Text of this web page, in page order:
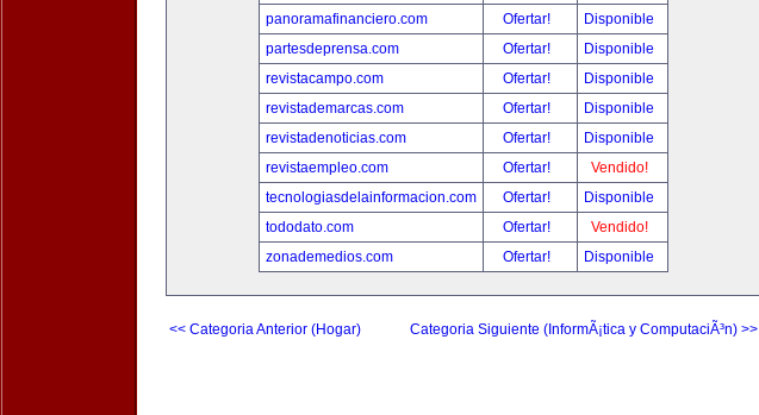
panoramafinanciero.com
Ofertar!
Disponible
partesdeprensa.com
Ofertar!
Disponible
revistacampo.com
Ofertar!
Disponible
revistademarcas.com
Ofertar!
Disponible
revistadenoticias.com
Ofertar!
Disponible
revistaempleo.com
Ofertar!
Vendido!
tecnologiasdelainformacion.com
Ofertar!
Disponible
tododato.com
Ofertar!
Vendido!
zonademedios.com
Ofertar! Disponible
<< Categoria Anterior (Hogar) Categoria Siguiente (InformÃ¡tica y ComputaciÃ³n) >>